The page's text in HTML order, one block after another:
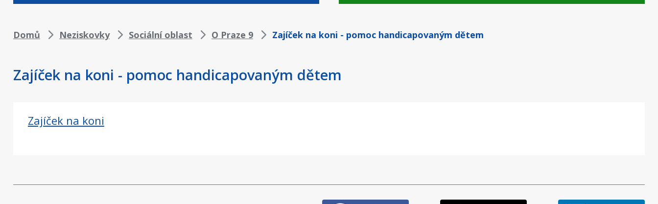
Drobečková
Domů Neziskovky Sociální oblast O Praze 9 Zajíček na koni - pomoc handicapovaným dětem
Zajíček na koni - pomoc handicapovaným dětem
Zajíček na koni